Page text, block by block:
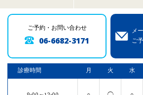
ご予約・お問い合わせ
06-6682-3171
メ
ご
診療時間 月 火 水